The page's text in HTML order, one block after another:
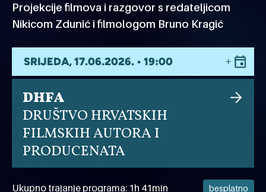
Projekcije filmova i razgovor s redateljicom
Nikicom Zdunić i filmologom Bruno Kragić
SRIJEDA, 17.06.2026. • 19:00
DHFA
DRUŠTVO HRVATSKIH
FILMSKIH AUTORA I
PRODUCENATA
Ukupno trajanje programa: 1h 41min besplatno